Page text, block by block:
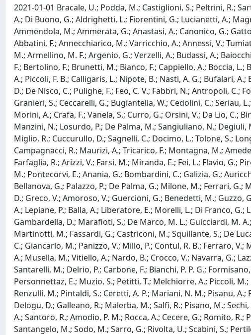
2021-01-01 Bracale, U.; Podda, M.; Castiglioni, S.; Peltrini, R.;
A.; Di Buono, G.; Aldrighetti, L.; Fiorentini, G.; Lucianetti, A.;
Ammendola, M.; Ammerata, G.; Anastasi, A.; Canonico, G.;
Abbatini, F.; Annecchiarico, M.; Varricchio, A.; Annessi, V.;
M.; Armellino, M. F.; Argenio, G.; Verzelli, A.; Budassi, A.;
F.; Bertolino, F.; Brunetti, M.; Bianco, F.; Cappiello, A.; Boccia,
A.; Piccoli, F. B.; Calligaris, L.; Nipote, B.; Nasti, A. G.; Bufalari,
D.; De Nisco, C.; Pulighe, F.; Feo, C. V.; Fabbri, N.; Antropoli, C.;
Granieri, S.; Ceccarelli, G.; Bugiantella, W.; Cedolini, C.; Seriau,
Morini, A.; Crafa, F.; Vanela, S.; Curro, G.; Orsini, V.; Da Lio, C.;
Manzini, N.; Losurdo, P.; De Palma, M.; Sangiuliano, N.; Degiuli,
Miglio, R.; Cuccurullo, D.; Sagnelli, C.; Docimo, L.; Tolone, S.;
Campagnacci, R.; Maurizi, A.; Tricarico, F.; Montagna, M.;
Farfaglia, R.; Arizzi, V.; Farsi, M.; Miranda, E.; Fei, L.; Flavio, G.;
M.; Pontecorvi, E.; Anania, G.; Bombardini, C.; Galizia, G.;
Bellanova, G.; Palazzo, P.; De Palma, G.; Milone, M.; Ferrari,
D.; Greco, V.; Amoroso, V.; Guercioni, G.; Benedetti, M.; Guzzo,
A.; Lepiane, P.; Balla, A.; Liberatore, E.; Morelli, L.; Di Franco,
Gambardella, D.; Marafioti, S.; De Marco, M. L.; Guicciardi, M.
Martinotti, M.; Fassardi, G.; Castriconi, M.; Squillante, S.; De
C.; Giancarlo, M.; Panizzo, V.; Millo, P.; Contul, R. B.; Ferraro,
A.; Musella, M.; Vitiello, A.; Nardo, B.; Crocco, V.; Navarra, G.;
Santarelli, M.; Delrio, P.; Carbone, F.; Bianchi, P. P. G.;
Personnettaz, E.; Muzio, S.; Petitti, T.; Melchiorre, A.; Piccoli,
Renzulli, M.; Pintaldi, S.; Ceretti, A. P.; Mariani, N. M.; Pisanu,
Delogu, D.; Galleano, R.; Malerba, M.; Salfi, R.; Pisano, M.;
A.; Santoro, R.; Amodio, P. M.; Rocca, A.; Cecere, G.; Romito,
Santangelo, M.; Sodo, M.; Sarro, G.; Rivolta, U.; Scabini, S.;